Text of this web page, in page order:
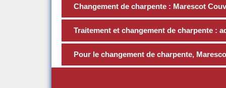
Changement de charpente : Marescot
Traitement et changement de charpente :
Pour le changement de charpente,